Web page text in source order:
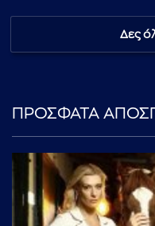
Δες
ΠΡΟΣΦΑΤΑ